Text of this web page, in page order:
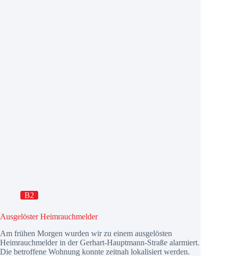
B2
Ausgelöster Heimrauchmelder
Am frühen Morgen wurden wir zu einem ausgelösten
Heimrauchmelder in der Gerhart-Hauptmann-Straße alarmiert.
Die betroffene Wohnung konnte zeitnah lokalisiert werden.